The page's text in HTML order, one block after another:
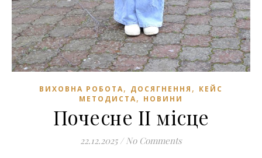
ВИХОВНА РОБОТА, ДОСЯГНЕННЯ , КЕЙС
МЕТОДИСТА, НОВИНИ
Почесне ІІ місце
22.12.2025 / No Comments